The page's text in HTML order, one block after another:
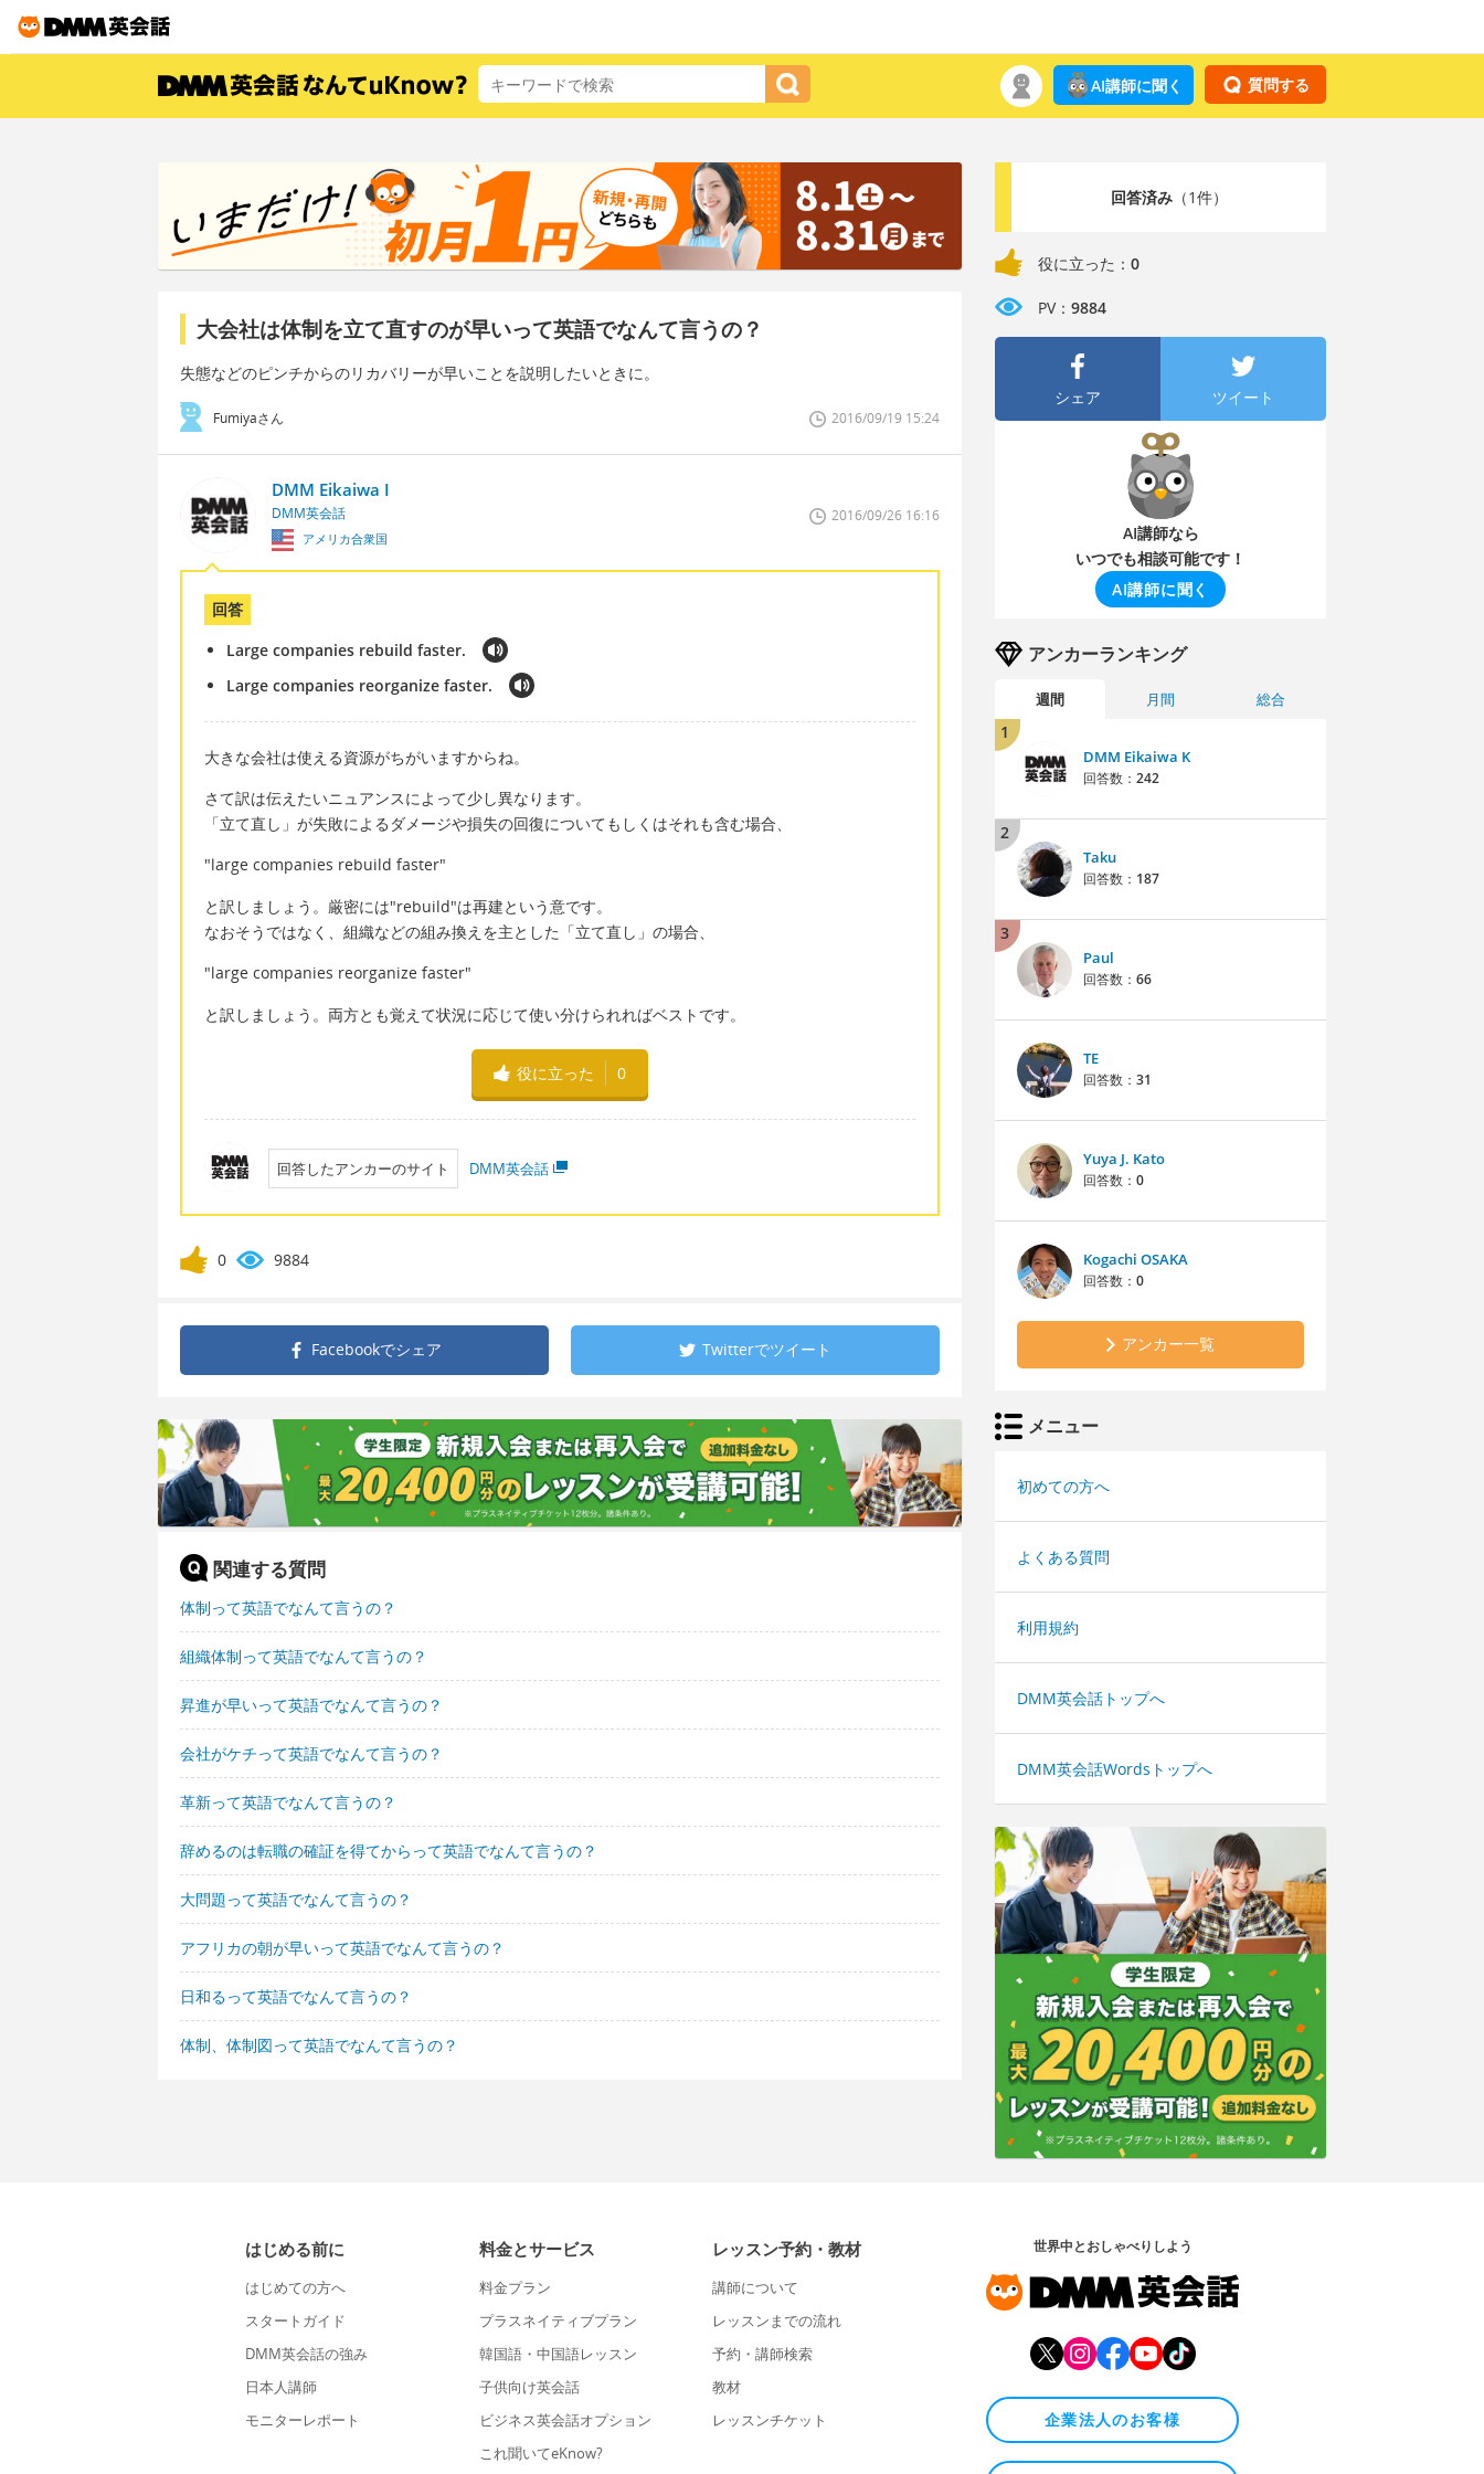
質問する
AI講師に聞く
大会社は体制を立て直すのが早いって英語でなんて言うの？
失態などのピンチからのリカバリーが早いことを説明したいときに。
Fumiyaさん 2016/09/19 15:24
DMM Eikaiwa I
DMM英会話
アメリカ合衆国
2016/09/26 16:16
回答
Large companies rebuild faster.
Large companies reorganize faster.
大きな会社は使える資源がちがいますからね。
さて訳は伝えたいニュアンスによって少し異なります。
「立て直し」が失敗によるダメージや損失の回復についてもしくはそれも含む場合、
"large companies rebuild faster"
と訳しましょう。厳密には"rebuild"は再建という意です。
なおそうではなく、組織などの組み換えを主とした「立て直し」の場合、
"large companies reorganize faster"
と訳しましょう。両方とも覚えて状況に応じて使い分けられればベストです。
役に立った 0
回答したアンカーのサイト DMM英会話
0 9884
Facebookでシェア Twitterでツイート
関連する質問
体制って英語でなんて言うの？
組織体制って英語でなんて言うの？
昇進が早いって英語でなんて言うの？
会社がケチって英語でなんて言うの？
革新って英語でなんて言うの？
辞めるのは転職の確証を得てからって英語でなんて言うの？
大問題って英語でなんて言うの？
アフリカの朝が早いって英語でなんて言うの？
日和るって英語でなんて言うの？
体制、体制図って英語でなんて言うの？
回答済み（1件）
役に立った： 0
PV： 9884
シェア ツイート
AI講師なら
いつでも相談可能です！
AI講師に聞く
アンカーランキング
週間 月間 総合
1
DMM Eikaiwa K
回答数： 242
2
Taku
回答数： 187
3
Paul
回答数： 66
TE
回答数： 31
Yuya J. Kato
回答数： 0
Kogachi OSAKA
回答数： 0
アンカー一覧
メニュー
初めての方へ
よくある質問
利用規約
DMM英会話トップへ
DMM英会話Wordsトップへ
はじめる前に
はじめての方へ
スタートガイド
DMM英会話の強み
日本人講師
モニターレポート
料金とサービス
料金プラン
プラスネイティブプラン
韓国語・中国語レッスン
子供向け英会話
ビジネス英会話オプション
これ聞いてeKnow?
レッスン予約・教材
講師について
レッスンまでの流れ
予約・講師検索
教材
レッスンチケット
世界中とおしゃべりしよう
企業法人のお客様